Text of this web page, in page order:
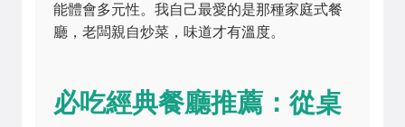
能體會多元性。我自己最愛的是那種家庭式餐
廳，老闆親自炒菜，味道才有溫度。
必吃經典餐廳推薦：從桌